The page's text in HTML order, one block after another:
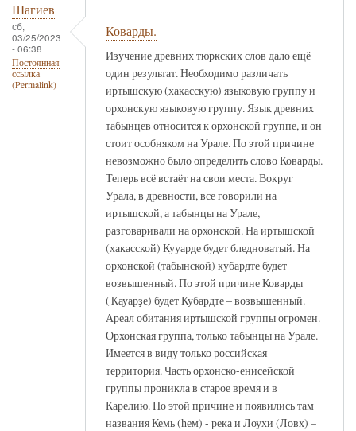
Шагиев
сб,
03/25/2023
- 06:38
Постоянная
ссылка
(Permalink)
Коварды.
Изучение древних тюркских слов дало ещё
один результат. Необходимо различать
иртышскую (хакасскую) языковую группу и
орхонскую языковую группу. Язык древних
табынцев относится к орхонской группе, и он
стоит особняком на Урале. По этой причине
невозможно было определить слово Коварды.
Теперь всё встаёт на свои места. Вокруг
Урала, в древности, все говорили на
иртышской, а табынцы на Урале,
разговаривали на орхонской. На иртышской
(хакасской) Кууарде будет бледноватый. На
орхонской (табынской) кубардте будет
возвышенный. По этой причине Коварды
(Ҡауарҙе) будет Кубардте – возвышенный.
Ареал обитания иртышской группы огромен.
Орхонская группа, только табынцы на Урале.
Имеется в виду только российская
территория. Часть орхонско-енисейской
группы проникла в старое время и в
Карелию. По этой причине и появились там
названия Кемь (һем) - река и Лоухи (Ловх) –